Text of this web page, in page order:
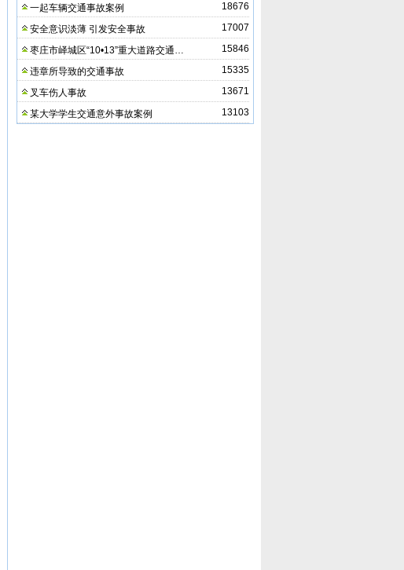
18676
一起车辆交通事故案例
17007
安全意识淡薄 引发安全事故
15846
枣庄市峄城区“10•13”重大道路交通…
15335
违章所导致的交通事故
13671
叉车伤人事故
13103
某大学学生交通意外事故案例